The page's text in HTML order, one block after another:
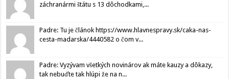
záchranármi štátu s 13 dôchodkami,...
Padre: Tu je článok https://www.hlavnespravy.sk/caka-nas-
cesta-madarska/4440582 o čom v...
Padre: Vyzývam všetkých novinárov ak máte kauzy a dôkazy,
tak nebuďte tak hlúpi že na n...